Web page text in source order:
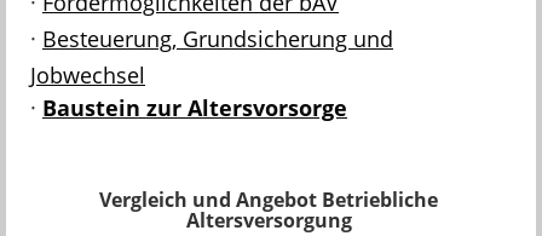
· Besteuerung, Grundsicherung und
Jobwechsel
· Baustein zur Altersvorsorge
Vergleich und Angebot Betriebliche
Altersversorgung